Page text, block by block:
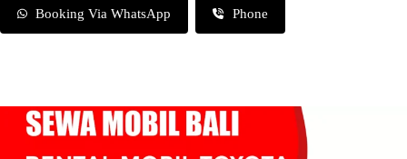
Booking Via WhatsApp Phone